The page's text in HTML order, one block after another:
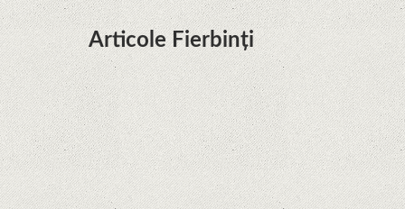
Articole Fierbinți
Dota Anime venind la Netflix în această lună de
la Legenda Korra Studio Mir
Curtea Supremă reglementează în favoarea
Google în Oracle Java Fight